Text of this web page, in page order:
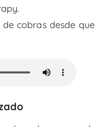
cobras desde que